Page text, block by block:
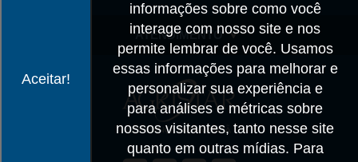
Aceitar!
informações sobre como você
interage com nosso site e nos
permite lembrar de você. Usamos
essas informações para melhorar e
personalizar sua experiência e
para análises e métricas sobre
nossos visitantes, tanto nesse site
quanto em outras mídias. Para
ATENDIMENTO
CADASTRO
TRABALHE CONOSCO